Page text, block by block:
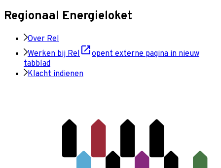
Regionaal Energieloket
Over Rel
Werken bij Rel
opent externe pagina in nieuw
tabblad
Klacht indienen